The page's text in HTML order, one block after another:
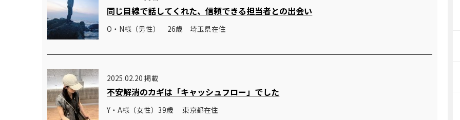
同じ目線で話してくれた、信頼できる担当者との出会い
O・N様（男性） 26歳 埼玉県在住
2025.02.20 掲載
不安解消のカギは「キャッシュフロー」でした
Y・A様（女性）39歳 東京都在住